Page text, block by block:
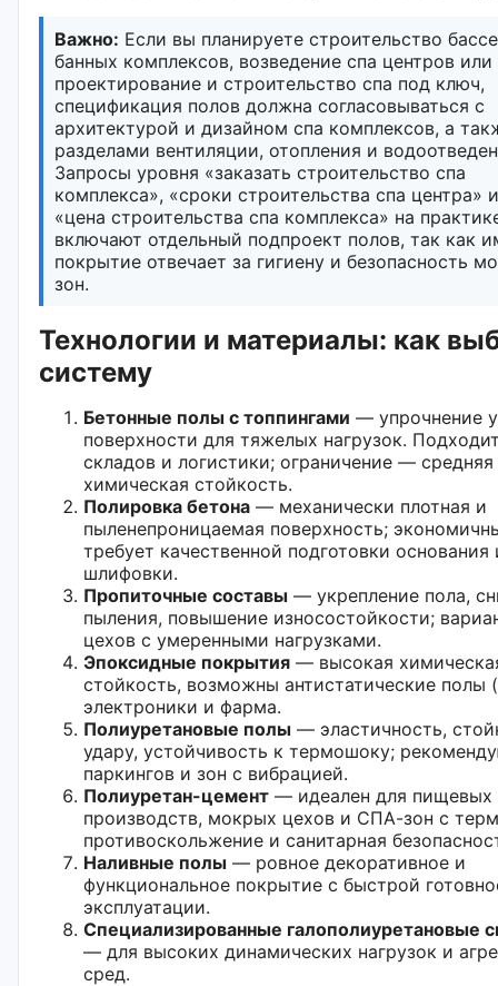
Важно: Если вы планируете строительство
банных комплексов, возведение спа центров или
проектирование и строительство спа под ключ,
спецификация полов должна согласовываться с
архитектурой и дизайном спа комплексов, а
разделами вентиляции, отопления и
Запросы уровня «заказать строительство спа
комплекса», «сроки строительства спа центра»
«цена строительства спа комплекса» на
включают отдельный подпроект полов, так как
покрытие отвечает за гигиену и безопасность
зон.
Технологии и материалы: как
систему
Бетонные полы с топпингами — упрочнение у
поверхности для тяжелых нагрузок.
складов и логистики; ограничение — средняя
химическая стойкость.
Полировка бетона — механически плотная и
пыленепроницаемая поверхность;
требует качественной подготовки основания
шлифовки.
Пропиточные составы — укрепление пола,
пыления, повышение износостойкости;
цехов с умеренными нагрузками.
Эпоксидные покрытия — высокая
стойкость, возможны антистатические полы
электроники и фарма.
Полиуретановые полы — эластичность,
удару, устойчивость к термошоку;
паркингов и зон с вибрацией.
Полиуретан-цемент — идеален для пищевых
производств, мокрых цехов и СПА-зон с
противоскольжение и санитарная
Наливные полы — ровное декоративное и
функциональное покрытие с быстрой
эксплуатации.
Специализированные галополиуретановые
— для высоких динамических нагрузок и
сред.